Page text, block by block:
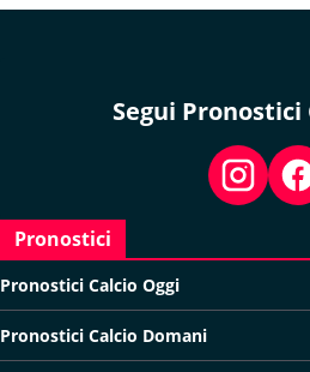
Segui Pronostici
Pronostici
Pronostici Calcio Oggi
Pronostici Calcio Domani